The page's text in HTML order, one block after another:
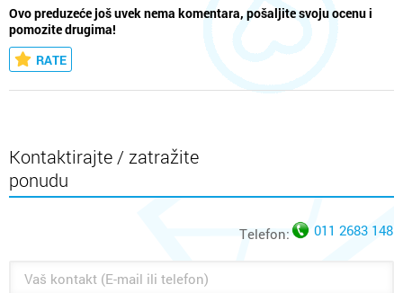
Ovo preduzeće još uvek nema komentara, pošaljite svoju ocenu i
pomozite drugima!
RATE
Kontaktirajte / zatražite
ponudu
Telefon: 011 2683 148